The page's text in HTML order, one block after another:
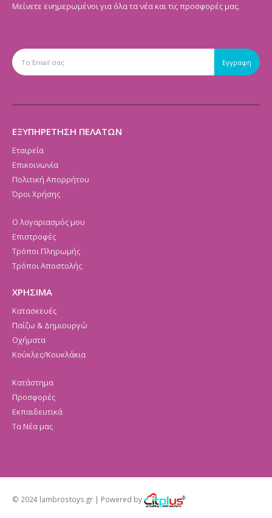
Μείνετε ενημερωμένοι για όλα τα νέα και τις προσφορές μας.
ΕΞΥΠΗΡΕΤΗΣΗ ΠΕΛΑΤΩΝ
Εταιρεία
Επικοινωνία
Πολιτική Απορρήτου
Όροι Χρήσης
Ο λογαριασμός μου
Επιστροφές
Τρόποι Πληρωμής
Τρόποι Αποστολής
ΧΡΗΣΙΜΑ
Κατασκευές
Παίζω & Δημιουργώ
Οχήματα
Κούκλες/Κουκλάκια
Κατάστημα
Προσφορές
Εκπαιδευτικά
Τα Νέα μας
© 2024 lambrostoys.gr | Powered by